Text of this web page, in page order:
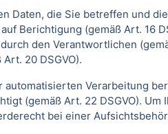
Daten, die Sie betreffen und
Berichtigung (gemäß Art. 16
den Verantwortlichen
20 DSGVO).
Verarbeitung
(gemäß Art. 22 DSGVO).
bei einer